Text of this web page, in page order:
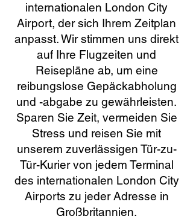
internationalen London City
Airport, der sich Ihrem Zeitplan
anpasst. Wir stimmen uns direkt
auf Ihre Flugzeiten und
Reisepläne ab, um eine
reibungslose Gepäckabholung
und -abgabe zu gewährleisten.
Sparen Sie Zeit, vermeiden Sie
Stress und reisen Sie mit
unserem zuverlässigen Tür-zu-
Tür-Kurier von jedem Terminal
des internationalen London City
Airports zu jeder Adresse in
Großbritannien.